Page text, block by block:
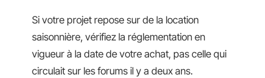
Si votre projet repose sur de la location
saisonnière, vérifiez la réglementation en
vigueur à la date de votre achat, pas celle qui
circulait sur les forums il y a deux ans.